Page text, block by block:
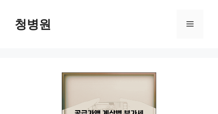
청병원 메